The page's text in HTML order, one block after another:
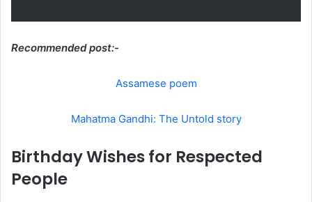
Recommended post:-
Assamese poem
Mahatma Gandhi: The Untold story
Birthday Wishes for Respected
People